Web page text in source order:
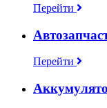
Перейти
Перейти